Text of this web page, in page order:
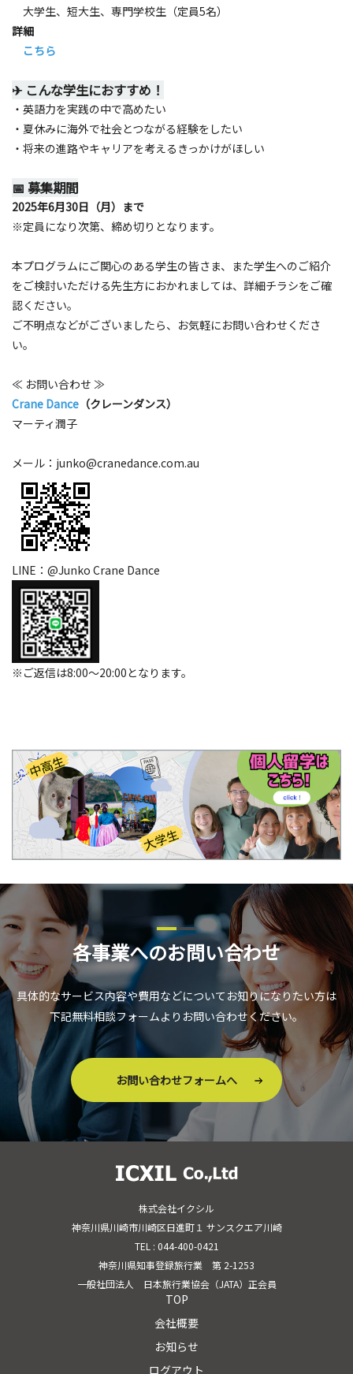
大学生、短大生、専門学校生（定員5名）
詳細
こちら
✈ こんな学生におすすめ！
・英語力を実践の中で高めたい
・夏休みに海外で社会とつながる経験をしたい
・将来の進路やキャリアを考えるきっかけがほしい
📅 募集期間
2025年6月30日（月）まで
※定員になり次第、締め切りとなります。
本プログラムにご関心のある学生の皆さま、また学生へのご紹介
をご検討いただける先生方におかれましては、詳細チラシをご確
認ください。
ご不明点などがございましたら、お気軽にお問い合わせくださ
い。
≪ お問い合わせ ≫
Crane Dance （クレーンダンス）
マーティ潤子
メール： junko@cranedance.com.au
LINE：@Junko Crane Dance
※ご返信は8:00～20:00となります。
各事業へのお問い合わせ
具体的なサービス内容や費用などについてお知りになりたい方は
下記無料相談フォームよりお問い合わせください。
お問い合わせフォームへ
株式会社イクシル
神奈川県川崎市川崎区日進町１ サンスクエア川崎
TEL : 044-400-0421
神奈川県知事登録旅行業 第 2-1253
一般社団法人 日本旅行業協会（JATA）正会員
TOP
会社概要
お知らせ
ログアウト